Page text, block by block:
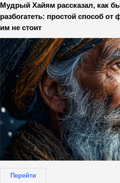
Мудрый Хайям рассказал, как
разбогатеть: простой способ
им не стоит
Перейти